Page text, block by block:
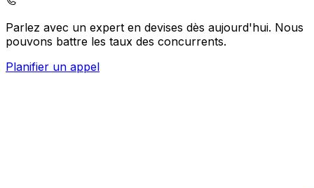
Parlez avec un expert en devises dès aujourd'hui. Nous
pouvons battre les taux des concurrents.
Planifier un appel